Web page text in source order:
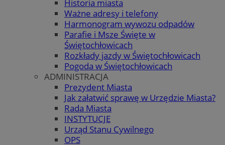
Historia miasta
Ważne adresy i telefony
Harmonogram wywozu odpadów
Parafie i Msze Święte w
Świętochłowicach
Rozkłady jazdy w Świętochłowicach
Pogoda w Świętochłowicach
ADMINISTRACJA
Prezydent Miasta
Jak załatwić sprawę w Urzędzie Miasta?
Rada Miasta
INSTYTUCJE
Urząd Stanu Cywilnego
OPS